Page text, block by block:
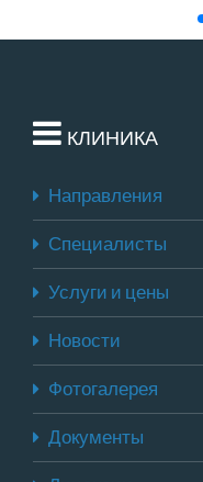
КЛИНИКА
Направления
Специалисты
Услуги и цены
Новости
Фотогалерея
Документы